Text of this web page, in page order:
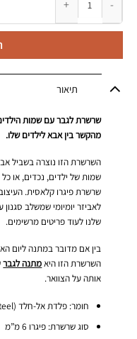
כמות של שרשרת לגבר עם שמות
תיאור
שרשרת לגבר עם שמות
מהקשר בין אבא לילדים שלו.
שמות של ילדים, נכדים, או
שרשרת פיגרו קלאסית.
לאביזר יומיומי שמשלב
שלנו לעוד פריטים מרשימים.
בין אם מדובר במתנה ליום
השרשרת הזו היאמתנה לגבר
אותה על הצוואר.
חומר: פלדת אל-חלד (Stainless Steel)
סוג שרשרת: פיגרו 6 מ”מ